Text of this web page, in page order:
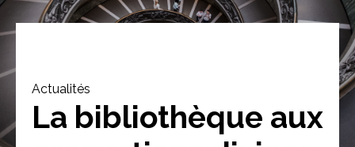
Actualités
La bibliothèque aux